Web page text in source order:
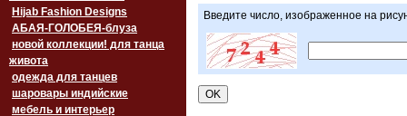
Hijab Fashion Designs
АБАЯ-ГОЛОБЕЯ-блуза
новой коллекции! для танца
живота
одежда для танцев
шаровары индийские
мебель и интерьер
Введите число, изображенное на